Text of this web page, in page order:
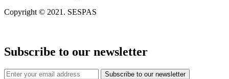
Copyright © 2021. SESPAS
Subscribe to our newsletter